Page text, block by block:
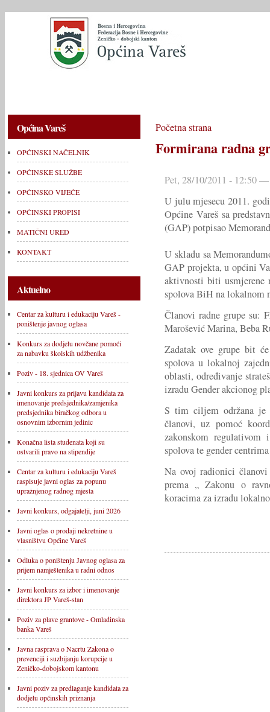
Općina Vareš
OPĆINSKI NAČELNIK
OPĆINSKE SLUŽBE
OPĆINSKO VIJEĆE
OPĆINSKI PROPISI
MATIČNI URED
KONTAKT
Aktuelno
Centar za kulturu i edukaciju Vareš -
poništenje javnog oglasa
Konkurs za dodjelu novčane pomoći
za nabavku školskih udžbenika
Poziv - 18. sjednica OV Vareš
Javni konkurs za prijavu kandidata za
imenovanje predsjednika/zamjenika
predsjednika biračkog odbora u
osnovnim izbornim jedinic
Konačna lista studenata koji su
ostvarili pravo na stipendije
Centar za kulturu i edukaciju Vareš
raspisuje javni oglas za popunu
upražnjenog radnog mjesta
Javni konkurs, odgajatelji, juni 2026
Javni oglas o prodaji nekretnine u
vlasništvu Općine Vareš
Odluka o poništenju Javnog oglasa za
prijem namještenika u radni odnos
Javni konkurs za izbor i imenovanje
direktora JP Vareš-stan
Poziv za plave grantove - Omladinska
banka Vareš
Javna rasprava o Nacrtu Zakona o
prevenciji i suzbijanju korupcije u
Zeničko-dobojskom kantonu
Javni poziv za predlaganje kandidata za
dodjelu općinskih priznanja
Početna strana
Formirana radna
Pet, 28/10/2011 - 12:50
U julu mjesecu 2011.
Općine Vareš sa
(GAP) potpisao
U skladu sa
GAP projekta, u općini
aktivnosti biti usmjerene
spolova BiH na lokalnom
Članovi radne grupe su:
Marošević Marina, Beba
Zadatak ove grupe bit
spolova u lokalnoj
oblasti, određivanje
izradu Gender akcionog
S tim ciljem održana je
članovi, uz pomoć
zakonskom
spolova te gender
Na ovoj radionici
prema „ Zakonu o
koracima za izradu